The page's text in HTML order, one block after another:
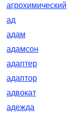
агрохимический
ад
адам
адамсон
адаптер
адаптор
адвокат
адежда